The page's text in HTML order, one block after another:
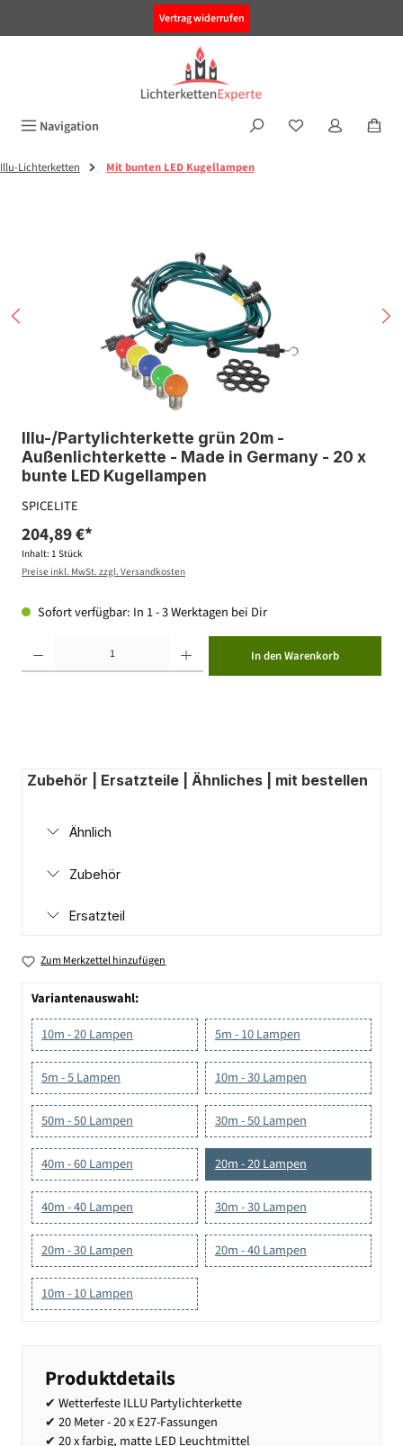
Vertrag widerrufen
Navigation
Illu-Lichterketten Mit bunten LED Kugellampen
Illu-/Partylichterkette grün 20m -
Außenlichterkette - Made in Germany - 20 x
bunte LED Kugellampen
SPICELITE
204,89 €*
Inhalt: 1 Stück
Preise inkl. MwSt. zzgl. Versandkosten
Sofort verfügbar: In 1 - 3 Werktagen bei Dir
In den Warenkorb
Zubehör | Ersatzteile | Ähnliches | mit bestellen
Ähnlich
Zubehör
Ersatzteil
Zum Merkzettel hinzufügen
Variantenauswahl:
10m - 20 Lampen
5m - 10 Lampen
5m - 5 Lampen 10m - 30 Lampen
50m - 50 Lampen 30m - 50 Lampen
40m - 60 Lampen 20m - 20 Lampen
40m - 40 Lampen 30m - 30 Lampen
20m - 30 Lampen 20m - 40 Lampen
10m - 10 Lampen
Produktdetails
✔ Wetterfeste ILLU Partylichterkette
✔ 20 Meter - 20 x E27-Fassungen
✔ 20 x farbig, matte LED Leuchtmittel